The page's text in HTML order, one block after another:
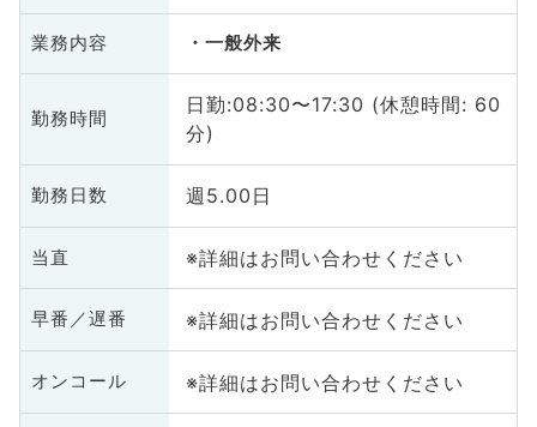
業務内容 一般外来
勤務時間
日勤:08:30〜17:30 (休憩時間: 60
分)
勤務日数 週5.00日
当直 ※詳細はお問い合わせください
早番／遅番 ※詳細はお問い合わせください
オンコール ※詳細はお問い合わせください